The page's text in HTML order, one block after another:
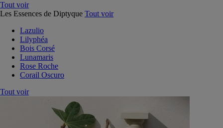
Tout voir
Les Essences de Diptyque Tout voir
Lazulio
Lilyphéa
Bois Corsé
Lunamaris
Rose Roche
Corail Oscuro
Tout voir